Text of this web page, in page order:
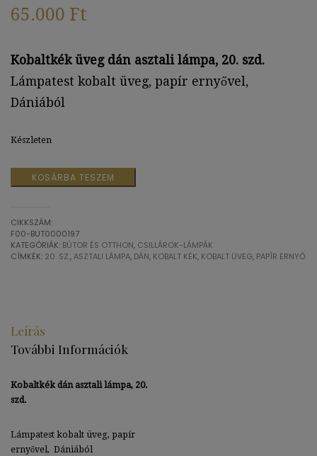
65.000 Ft
Kobaltkék üveg dán asztali lámpa, 20. szd.
Lámpatest kobalt üveg, papír ernyővel,
Dániából
Készleten
Kobalt
kék
lámpa,
20.
szd.
KOSÁRBA TESZEM
CIKKSZÁM:
F00-BUT0000197
KATEGÓRIÁK: BÚTOR ÉS OTTHON, CSILLÁROK-LÁMPÁK
CÍMKÉK: 20. SZ.,ASZTALI LÁMPA, DÁN, KOBALT KÉK, KOBALT ÜVEG, PAPÍR ERNYŐ
Leírás
További Információk
Kobaltkék dán asztali lámpa, 20.
szd.
Lámpatest kobalt üveg, papír
ernyővel, Dániából